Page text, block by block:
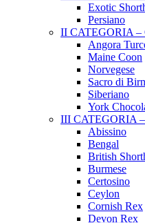
Exotic
Persiano
II CATEGORIA
Angora
Maine Coon
Norvegese
Sacro di
Siberiano
York
III CATEGORIA
Abissino
Bengal
British
Burmese
Certosino
Ceylon
Cornish Rex
Devon Rex